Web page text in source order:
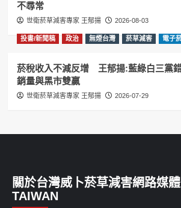
不尋常
世衛菸草減害專家 王郁揚 2026-08-03
投書/新聞稿 政治 無煙台灣 菸草減害 電子
菸稅收入不減反增 王郁揚:藍綠白三黨
銷量與黑市雙贏
世衛菸草減害專家 王郁揚 2026-07-29
關於台灣威卜菸草減害網路媒
TAIWAN